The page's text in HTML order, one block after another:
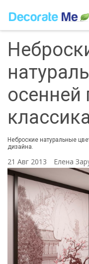
осенней
Неброские натуральные
дизайна.
21 Авг 2013 Елена